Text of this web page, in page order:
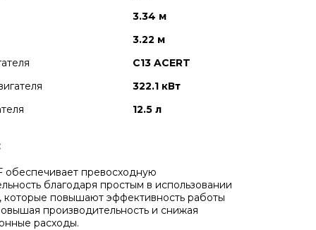
3.34 м
3.22 м
C13 ACERT
322.1 кВт
12.5 л
обеспечивает превосходную
благодаря простым в использовании
которые повышают эффективность работы
производительность и снижая
расходы.